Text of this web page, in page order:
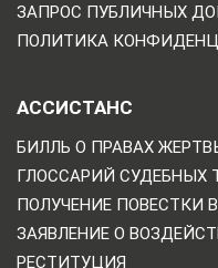
ЗАПРОС ПУБЛИЧНЫХ
ПОЛИТИКА
АССИСТАНС
БИЛЛЬ О ПРАВАХ
ГЛОССАРИЙ СУДЕБНЫХ
ПОЛУЧЕНИЕ ПОВЕСТКИ
ЗАЯВЛЕНИЕ О
РЕСТИТУЦИЯ